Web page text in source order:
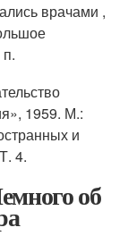
врачами ,
1959. М.:
и
4.
об